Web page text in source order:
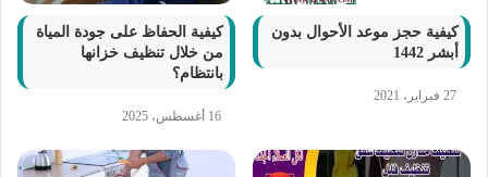
كيفية حجز موعد الأحوال بدون
أبشر 1442
27 فبراير، 2021
كيفية الحفاظ على جودة المياة
من خلال تنظيف خزانها
بانتظام؟
16 أغسطس، 2025